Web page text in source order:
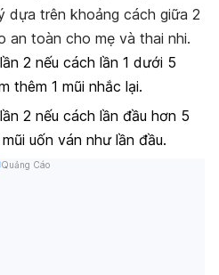
dựa trên khoảng cách giữa 2
an toàn cho mẹ và thai nhi.
2 nếu cách lần 1 dưới 5
thêm 1 mũi nhắc lại.
2 nếu cách lần đầu hơn 5
uốn ván như lần đầu.
Quảng Cáo